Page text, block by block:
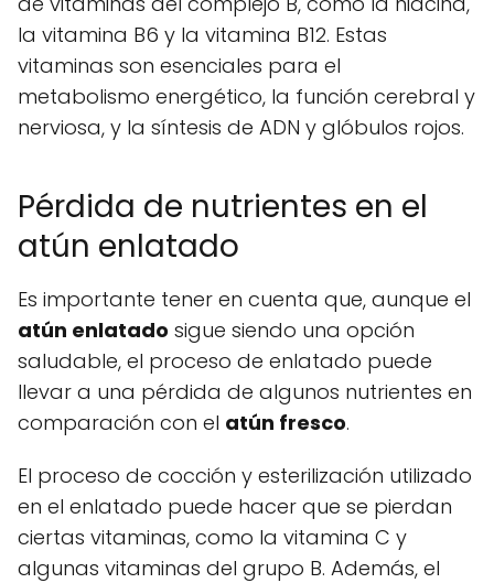
la vitamina B6 y la vitamina B12. Estas
vitaminas son esenciales para el
metabolismo energético, la función cerebral y
nerviosa, y la síntesis de ADN y glóbulos rojos.
Pérdida de nutrientes en el
atún enlatado
Es importante tener en cuenta que, aunque el
atún enlatado sigue siendo una opción
saludable, el proceso de enlatado puede
llevar a una pérdida de algunos nutrientes en
comparación con el atún fresco.
El proceso de cocción y esterilización utilizado
en el enlatado puede hacer que se pierdan
ciertas vitaminas, como la vitamina C y
algunas vitaminas del grupo B. Además, el